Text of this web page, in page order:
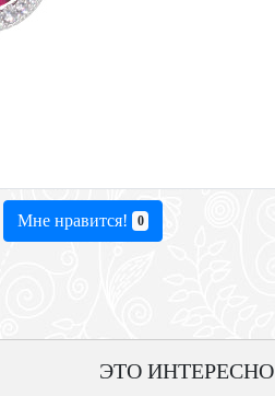
Мне нравится! 0
ЭТО ИНТЕРЕСНО